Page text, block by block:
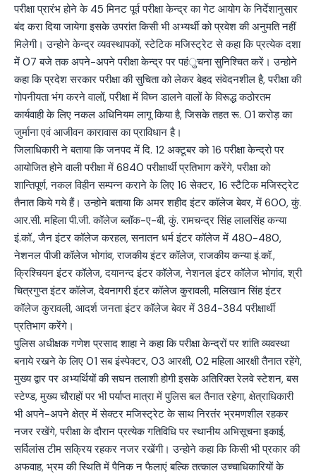
परीक्षा प्रारंभ होने के 45 मिनट पूर्व परीक्षा केन्द्र का गेट आयोग के निर्देशानुसार
बंद करा दिया जायेगा इसके उपरांत किसी भी अभ्यर्थी को प्रवेश की अनुमति नहीं
मिलेगी। उन्होने केन्द्र व्यवस्थापकों, स्टेटिक मजिस्ट्रेट से कहा कि प्रत्येक दशा
में 07 बजे तक अपने-अपने परीक्षा केन्द्र पर पहंुचना सुनिश्चित करें। उन्होने
कहा कि प्रदेश सरकार परीक्षा की सुचिता को लेकर बेहद संवेदनशील है, परीक्षा की
गोपनीयता भंग करने वालों, परीक्षा में विघ्न डालने वालों के विरूद्ध कठोरतम
कार्यवाही के लिए नकल अधिनियम लागू किया है, जिसके तहत रू. 01 करोड़ का
जुर्माना एवं आजीवन कारावास का प्राविधान है।
जिलाधिकारी ने बताया कि जनपद में दि. 12 अक्टूबर को 16 परीक्षा केन्द्रो पर
आयोजित होने वाली परीक्षा में 6840 परीक्षार्थी प्रतिभाग करेंगे, परीक्षा को
शान्तिपूर्ण, नकल विहीन सम्पन्न कराने के लिए 16 सेक्टर, 16 स्टैटिक मजिस्ट्रेट
तैनात किये गये हैं। उन्होने बताया कि अमर शहीद इंटर कॉलेज बेवर, में 600, कुं.
आर.सी. महिला पी.जी. कॉलेज ब्लॉक-ए-बी, कुं. रामचन्द्र सिंह लालसिंह कन्या
इं.कॉ., जैन इंटर कॉलेज करहल, सनातन धर्म इंटर कॉलेज में 480-480,
नेशनल पीजी कॉलेज भोगांव, राजकीय इंटर कॉलेज, राजकीय कन्या इं.कॉ.,
क्रिश्चियन इंटर कॉलेज, दयानन्द इंटर कॉलेज, नेशनल इंटर कॉलेज भोगांव, श्री
चित्रगुप्त इंटर कॉलेज, देवनागरी इंटर कॉलेज कुरावली, मलिखान सिंह इंटर
कॉलेज कुरावली, आदर्श जनता इंटर कॉलेज बेवर में 384-384 परीक्षार्थी
प्रतिभाग करेंगे।
पुलिस अधीक्षक गणेश प्रसाद शाहा ने कहा कि परीक्षा केन्द्रों पर शांति व्यवस्था
बनाये रखने के लिए 01 सब इंस्पेक्टर, 03 आरक्षी, 02 महिला आरक्षी तैनात रहेंगे,
मुख्य द्वार पर अभ्यर्थियों की सघन तलाशी होगी इसके अतिरिक्त रेलवे स्टेशन, बस
स्टेण्ड, मुख्य चौराहों पर भी पर्याप्त मात्रा में पुलिस बल तैनात रहेगा, क्षेत्राधिकारी
भी अपने-अपने क्षेत्र में सेक्टर मजिस्ट्रेट के साथ निरतंर भ्रमणशील रहकर
नजर रखेंगे, परीक्षा के दौरान प्रत्येक गतिविधि पर स्थानीय अभिसूचना इकाई,
सर्विलांस टीम सक्रिय रहकर नजर रखेंगी। उन्होने कहा कि किसी भी प्रकार की
अफवाह, भ्रम की स्थिति में पैनिक न फैलाएं बल्कि तत्काल उच्चाधिकारियों के